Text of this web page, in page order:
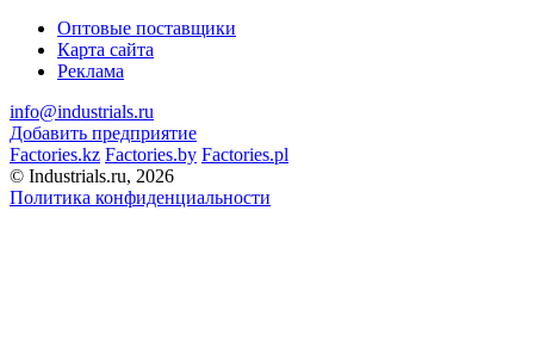
Оптовые поставщики
Карта сайта
Реклама
info@industrials.ru
Добавить предприятие
Factories.kz Factories.by Factories.pl
© Industrials.ru, 2026
Политика конфиденциальности